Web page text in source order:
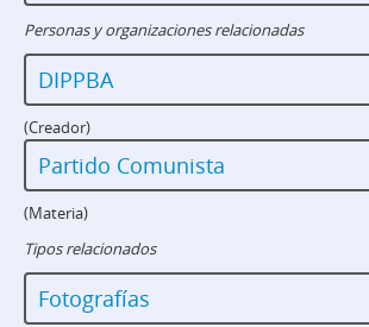
Personas y organizaciones relacionadas
DIPPBA
(Creador)
Partido Comunista
(Materia)
Tipos relacionados
Fotografías